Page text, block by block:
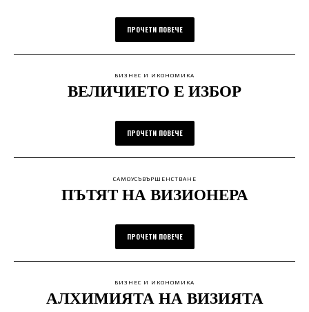
ПРОЧЕТИ ПОВЕЧЕ
БИЗНЕС И ИКОНОМИКА
ВЕЛИЧИЕТО Е ИЗБОР
ПРОЧЕТИ ПОВЕЧЕ
САМОУСЪВЪРШЕНСТВАНЕ
ПЪТЯТ НА ВИЗИОНЕРА
ПРОЧЕТИ ПОВЕЧЕ
БИЗНЕС И ИКОНОМИКА
АЛХИМИЯТА НА ВИЗИЯТА